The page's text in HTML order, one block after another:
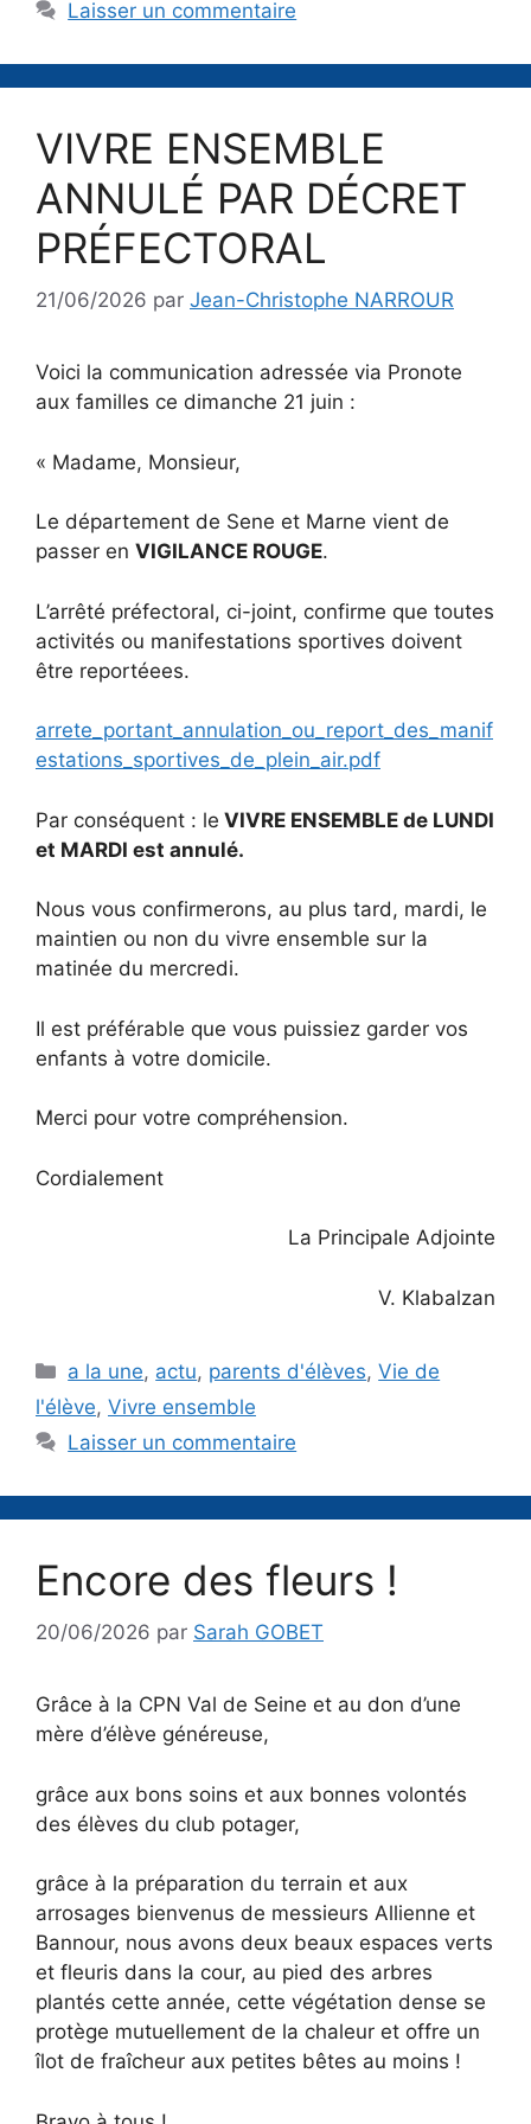
Laisser un commentaire
VIVRE ENSEMBLE
ANNULÉ PAR DÉCRET
PRÉFECTORAL
21/06/2026 par Jean-Christophe NARROUR
Voici la communication adressée via Pronote
aux familles ce dimanche 21 juin :
« Madame, Monsieur,
Le département de Sene et Marne vient de
passer en VIGILANCE ROUGE.
L’arrêté préfectoral, ci-joint, confirme que toutes
activités ou manifestations sportives doivent
être reportéees.
arrete_portant_annulation_ou_report_des_manif
estations_sportives_de_plein_air.pdf
Par conséquent : le VIVRE ENSEMBLE de LUNDI
et MARDI est annulé.
Nous vous confirmerons, au plus tard, mardi, le
maintien ou non du vivre ensemble sur la
matinée du mercredi.
Il est préférable que vous puissiez garder vos
enfants à votre domicile.
Merci pour votre compréhension.
Cordialement
La Principale Adjointe
V. Klabalzan
Catégories
a la une, actu, parents d'élèves,Vie de
l'élève, Vivre ensemble
Laisser un commentaire
Encore des fleurs !
20/06/2026 par Sarah GOBET
Grâce à la CPN Val de Seine et au don d’une
mère d’élève généreuse,
grâce aux bons soins et aux bonnes volontés
des élèves du club potager,
grâce à la préparation du terrain et aux
arrosages bienvenus de messieurs Allienne et
Bannour, nous avons deux beaux espaces verts
et fleuris dans la cour, au pied des arbres
plantés cette année, cette végétation dense se
protège mutuellement de la chaleur et offre un
îlot de fraîcheur aux petites bêtes au moins !